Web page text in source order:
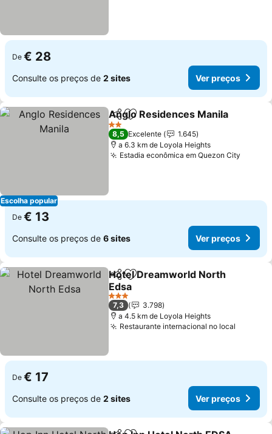
De € 28
Consulte os preços de 2 sites Ver preços
Escolha popular
PartilharAdicionar aos favoritos
Anglo Residences Manila
2 Estrelas
8,5 Excelente
1.645
a 6.3 km de Loyola Heights
Estadia econômica em Quezon City
De € 13
Consulte os preços de 6 sites Ver preços
PartilharAdicionar aos favoritos
Hotel Dreamworld North
Edsa
Ver preços
3 Estrelas
7,3
3.798
a 4.5 km de Loyola Heights
Restaurante internacional no local
De € 17
Consulte os preços de 2 sites Ver preços